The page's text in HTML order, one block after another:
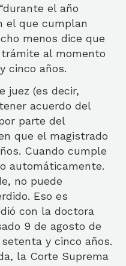
el año
el que cumplan
menos dice que
al momento
cinco años.
juez (es decir,
acuerdo del
parte del
que el magistrado
Cuando cumple
automáticamente.
no puede
Eso es
con la doctora
9 de agosto de
y cinco años.
la Corte Suprema